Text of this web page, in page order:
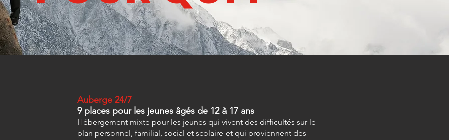
Auberge 24/7
9 places pour les jeunes âgés de 12 à 17 ans
Hébergement mixte pour les jeunes qui vivent des difficultés sur le
plan personnel, familial, social et scolaire et qui proviennent des